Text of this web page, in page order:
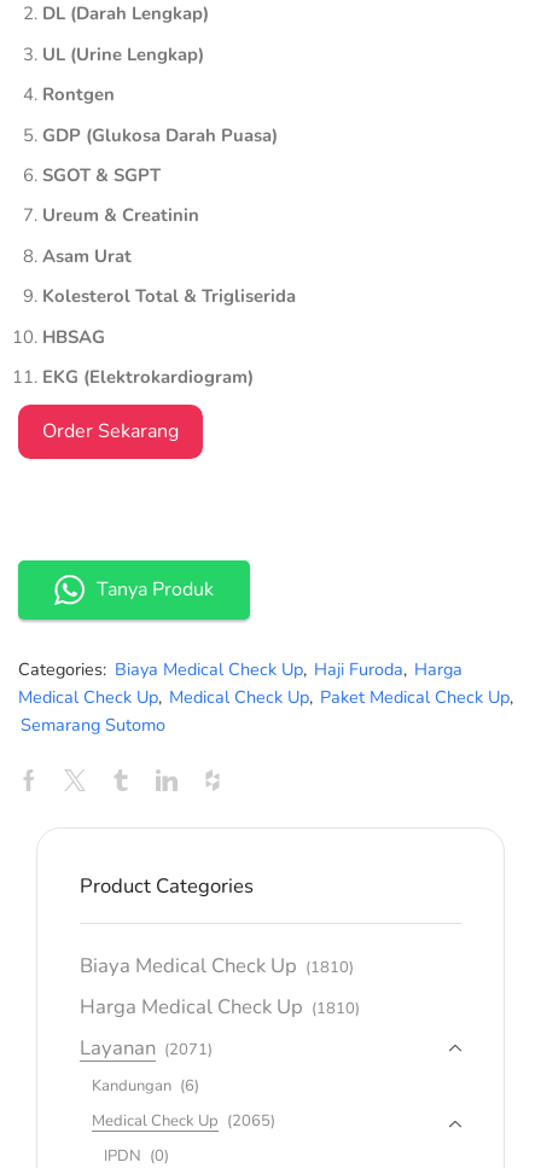
DL (Darah Lengkap)
UL (Urine Lengkap)
Rontgen
GDP (Glukosa Darah Puasa)
SGOT & SGPT
Ureum & Creatinin
Asam Urat
Kolesterol Total & Trigliserida
HBSAG
EKG (Elektrokardiogram)
Order Sekarang
Tanya Produk
Categories: Biaya Medical Check Up, Haji Furoda, Harga
Medical Check Up, Medical Check Up, Paket Medical Check Up,
Semarang Sutomo
Product Categories
Biaya Medical Check Up (1810)
Harga Medical Check Up (1810)
Layanan (2071)
Kandungan (6)
Medical Check Up (2065)
IPDN (0)